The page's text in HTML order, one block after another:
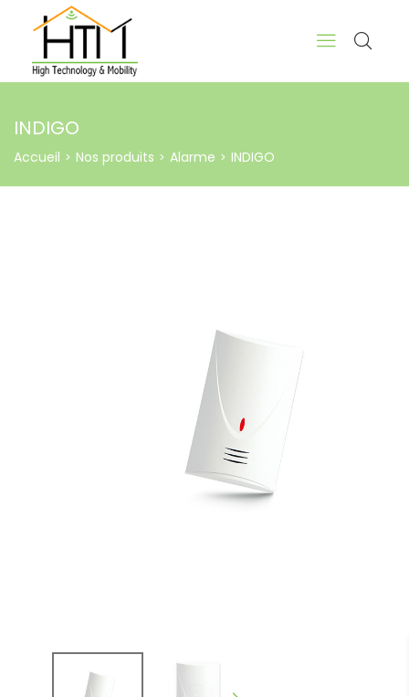
INDIGO
Accueil > Nos produits > Alarme > INDIGO